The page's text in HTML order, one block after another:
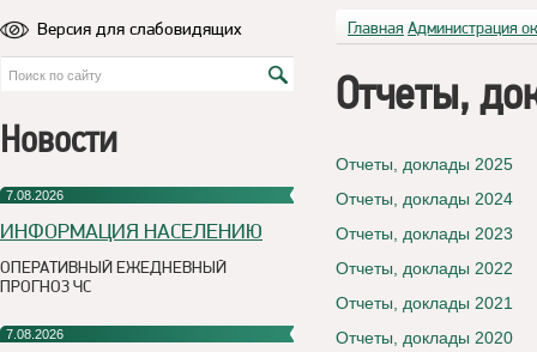
Версия для слабовидящих
Новости
7.08.2026
ИНФОРМАЦИЯ НАСЕЛЕНИЮ
ОПЕРАТИВНЫЙ ЕЖЕДНЕВНЫЙ
ПРОГНОЗ ЧС
7.08.2026
Главная Администрация
Отчеты,
Отчеты, доклады 2025
Отчеты, доклады 2024
Отчеты, доклады 2023
Отчеты, доклады 2022
Отчеты, доклады 2021
Отчеты, доклады 2020